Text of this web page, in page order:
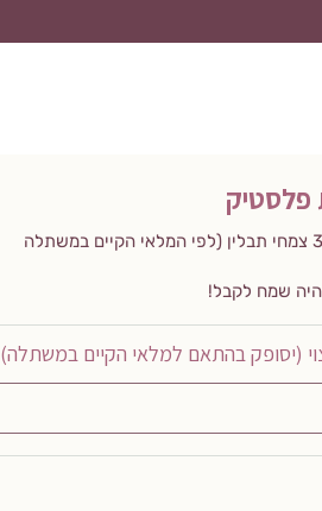
פלסטיק
סלסלת פלסטיק צבעונית הכוללת 3 צמחי תבלין (לפי המלאי הקיים במשתלה
שמח לקבל!
(יסופק בהתאם למלאי הקיים במשתלה)